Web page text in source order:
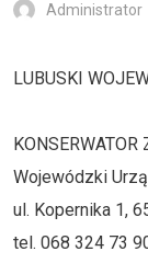
Administrator
LUBUSKI
KONSERWATOR
Wojewódzki
ul. Kopernika 1,
tel. 068 324 73